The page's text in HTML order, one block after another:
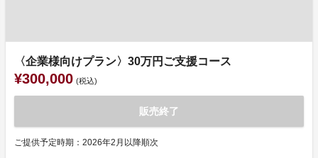
〈企業様向けプラン〉30万円ご支援コース
¥300,000 (税込)
販売終了
ご提供予定時期：2026年2月以降順次